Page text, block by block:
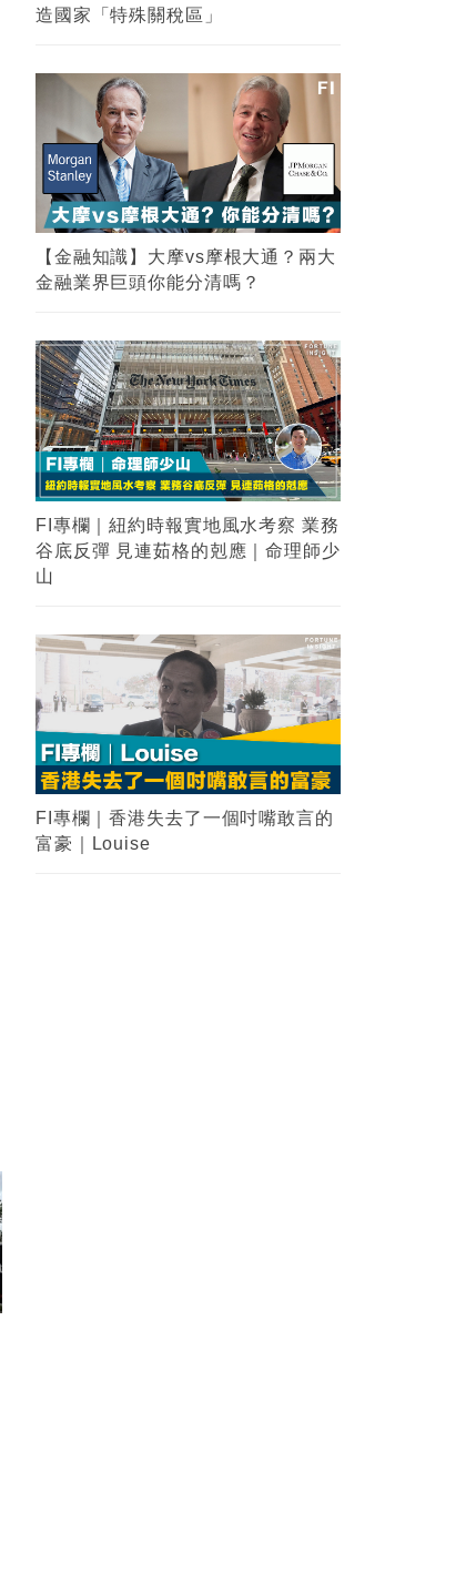
造國家「特殊關稅區」
【金融知識】大摩vs摩根大通？兩大
金融業界巨頭你能分清嗎？
FI專欄｜紐約時報實地風水考察 業務
谷底反彈 見連茹格的剋應｜命理師少
山
FI專欄｜香港失去了一個吋嘴敢言的
富豪｜Louise